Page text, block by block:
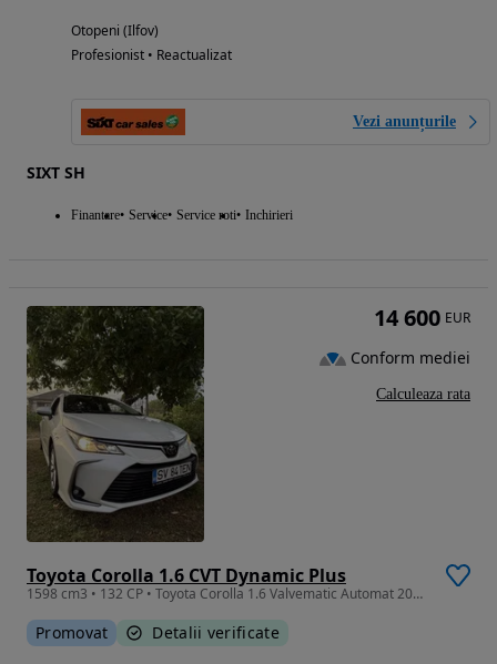
Otopeni (Ilfov)
Profesionist • Reactualizat
Vezi anunțurile
SIXT SH
Finantare Service Service roti Inchirieri
Toyota Corolla 1.6 CVT Dynamic Plus
1598 cm3 • 132 CP • Toyota Corolla 1.6 Valvematic Automat 2020 Garantie
Promovat Detalii verificate
14 600 EUR
Conform mediei
Calculeaza rata